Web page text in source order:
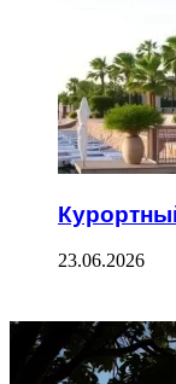
23.06.2026